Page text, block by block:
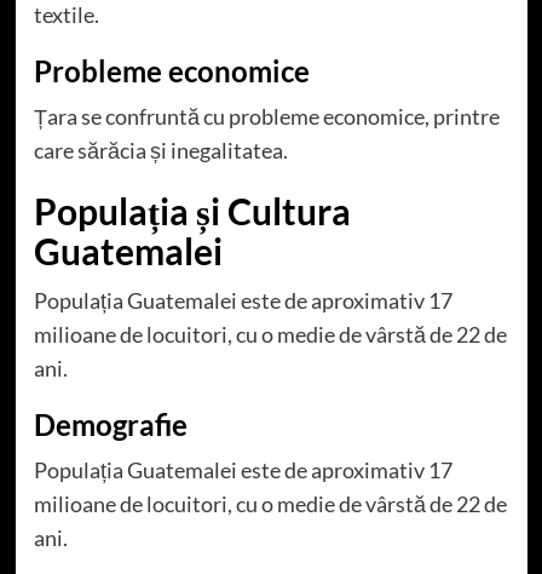
textile.
Probleme economice
Țara se confruntă cu probleme economice, printre
care sărăcia și inegalitatea.
Populația și Cultura
Guatemalei
Populația Guatemalei este de aproximativ 17
milioane de locuitori, cu o medie de vârstă de 22 de
ani.
Demografie
Populația Guatemalei este de aproximativ 17
milioane de locuitori, cu o medie de vârstă de 22 de
ani.